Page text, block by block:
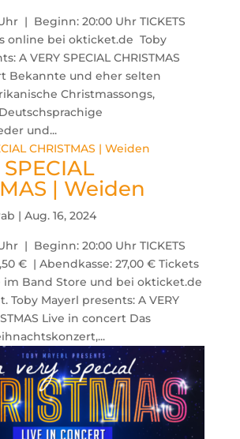

| Beginn: 20:00 Uhr TICKETS
online bei okticket.de Toby
A VERY SPECIAL CHRISTMAS
Bekannte und eher selten
Christmassongs,
und...
| Weiden
| Aug. 16, 2024
| Beginn: 20:00 Uhr TICKETS
€ | Abendkasse: 27,00 € Tickets
Band Store und bei okticket.de
Toby Mayerl presents: A VERY
Live in concert Das